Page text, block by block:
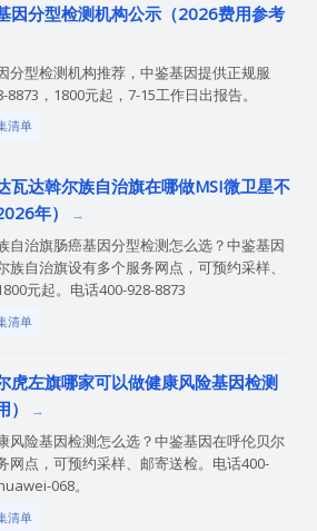
因分型检测机构公示（2026费用参考
分型检测机构推荐，中鉴基因提供正规服
，1800元起，7-15工作日出报告。
清单
瓦达斡尔族自治旗在哪做MSI微卫星不
年）
自治旗肠癌基因分型检测怎么选？中鉴基因
族自治旗设有多个服务网点，可预约采样、
元起。电话400-928-8873
清单
虎左旗哪家可以做健康风险基因检测
风险基因检测怎么选？中鉴基因在呼伦贝尔
网点，可预约采样、邮寄送检。电话400-
068。
清单